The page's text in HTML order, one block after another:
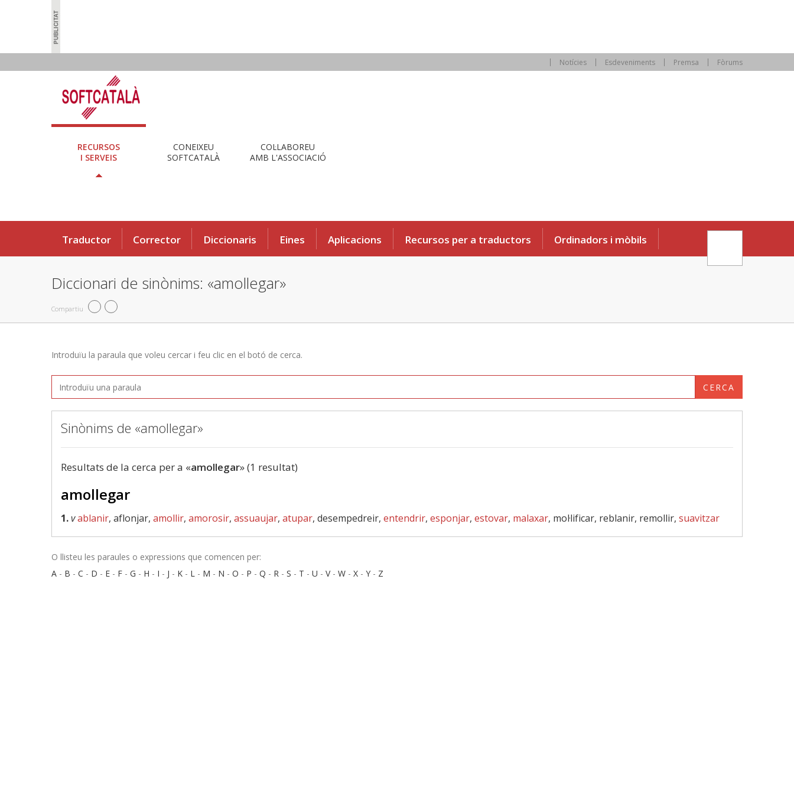
Notícies Esdeveniments Premsa Fòrums
RECURSOS
I SERVEIS
CONEIXEU
SOFTCATALÀ
COL·LABOREU
AMB L'ASSOCIACIÓ
Traductor Corrector Diccionaris Eines Aplicacions Recursos per a traductors Ordinadors i mòbils
Diccionari de sinònims: «amollegar»
Compartiu
Introduïu la paraula que voleu cercar i feu clic en el botó de cerca.
CERCA
Sinònims de «amollegar»
Resultats de la cerca per a «amollegar» (1 resultat)
amollegar
1.vablanir, aflonjar, amollir, amorosir, assuaujar, atupar, desempedreir, entendrir, esponjar, estovar, malaxar, mol·lificar, reblanir, remollir, suavitzar
O llisteu les paraules o expressions que comencen per:
A - B - C - D - E - F - G - H - I - J - K - L - M - N - O - P - Q - R - S - T - U - V- W - X - Y - Z